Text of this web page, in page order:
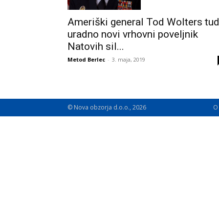
Ameriški general Tod Wolters
uradno novi vrhovni poveljnik
Natovih sil...
Metod Berlec - 3. maja, 2019
© Nova obzorja d.o.o., 2026